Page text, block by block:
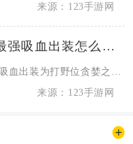
来源：123手游网
王者荣耀曜最强吸血出装怎么搭配
来源：123手游网